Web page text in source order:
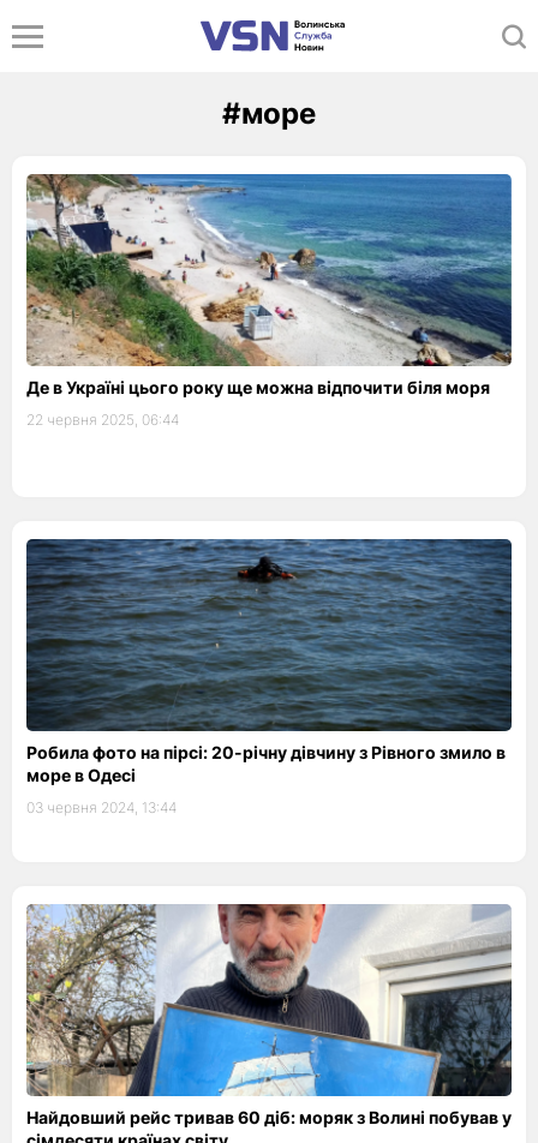
#море
Де в Україні цього року ще можна відпочити біля моря
22 червня 2025, 06:44
Робила фото на пірсі: 20-річну дівчину з Рівного змило в
море в Одесі
03 червня 2024, 13:44
Найдовший рейс тривав 60 діб: моряк з Волині побував у